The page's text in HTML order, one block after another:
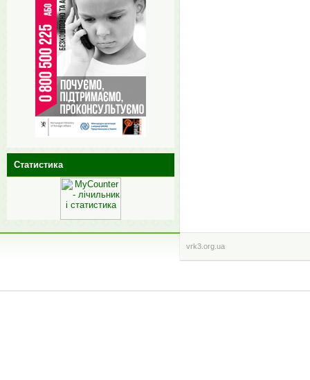
Статистика
vrk3.org.ua